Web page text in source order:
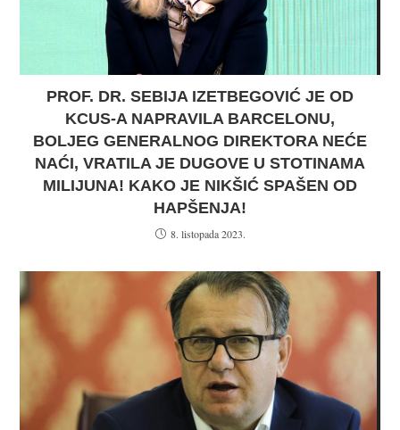
PROF. DR. SEBIJA IZETBEGOVIĆ JE OD
KCUS-A NAPRAVILA BARCELONU,
BOLJEG GENERALNOG DIREKTORA NEĆE
NAĆI, VRATILA JE DUGOVE U STOTINAMA
MILIJUNA! KAKO JE NIKŠIĆ SPAŠEN OD
HAPŠENJA!
8. listopada 2023.